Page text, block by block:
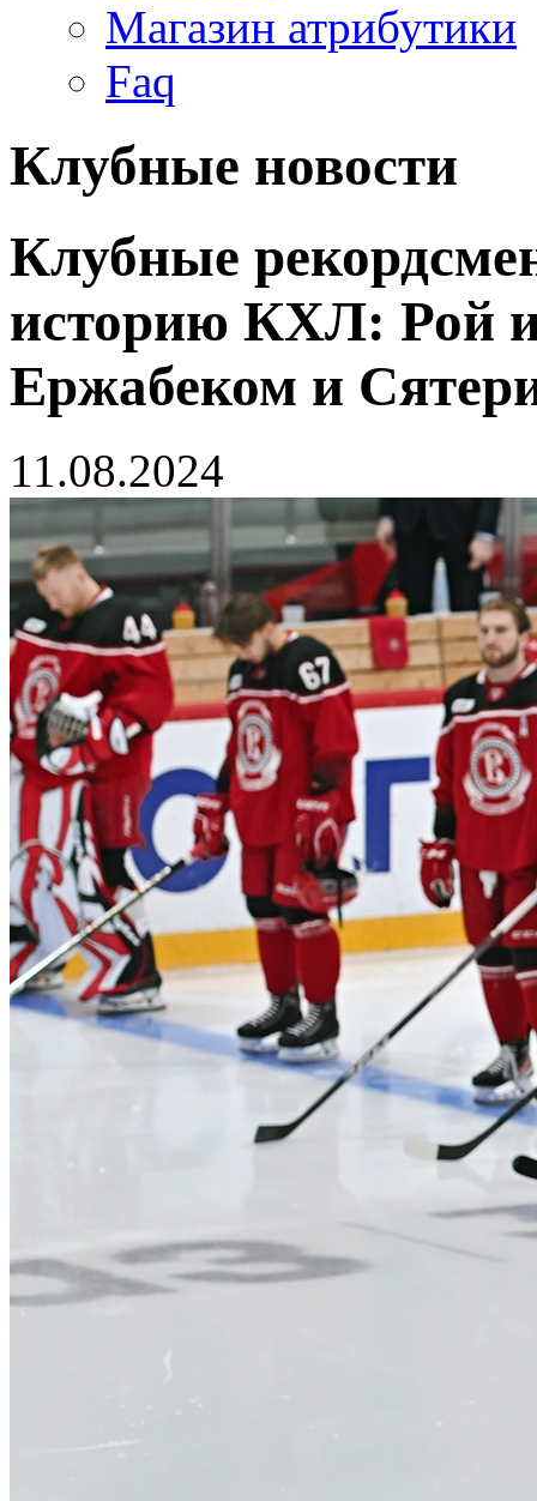
Магазин атрибутики
Faq
Клубные новости
Клубные
историю КХЛ: Рой
Ержабеком и
11.08.2024